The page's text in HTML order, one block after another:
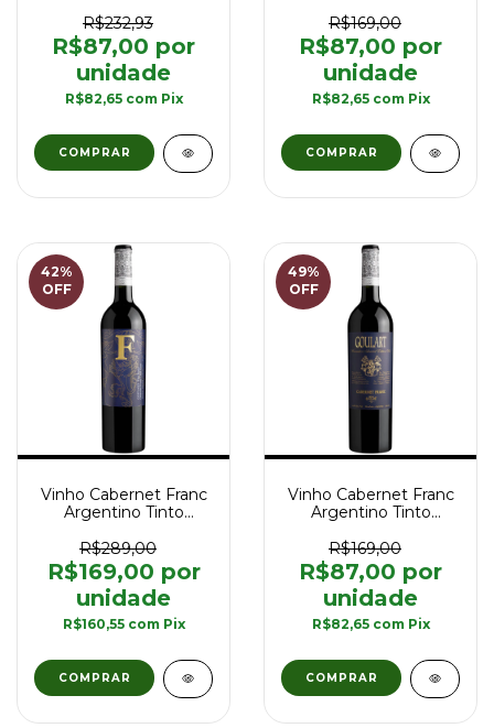
Reserve 750 ml
R$232,93
R$87,00
R$82,65 com Pix
Limited Edition Uco
750 ml
R$169,00
R$87,00
R$82,65 com Pix
42%
OFF
Vinho Cabernet Franc
Argentino Tinto
Reserva Old Vines 750
ml
R$289,00
R$169,00
R$160,55 com Pix
49%
OFF
Vinho Cabernet Franc
Argentino Tinto
Limited Edition Uco
750 ml
R$169,00
R$87,00
R$82,65 com Pix